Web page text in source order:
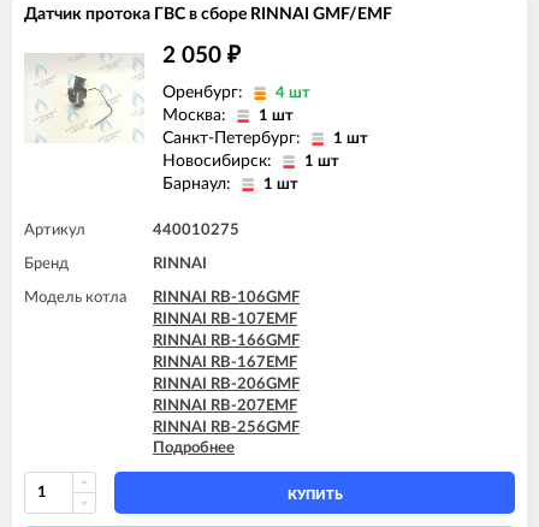
Датчик протока ГВС в сборе RINNAI GMF/EMF
2 050 ₽
Оренбург: 4 шт
Москва: 1 шт
Санкт-Петербург: 1 шт
Новосибирск: 1 шт
Барнаул: 1 шт
Артикул 440010275
Бренд RINNAI
Модель котла
RINNAI RB-106GMF
RINNAI RB-107EMF
RINNAI RB-166GMF
RINNAI RB-167EMF
RINNAI RB-206GMF
RINNAI RB-207EMF
RINNAI RB-256GMF
RINNAI RB-257EMF
RINNAI RB-306GMF
RINNAI RB-307EMF
RINNAI RB-366GMF
Подробнее
КУПИТЬ